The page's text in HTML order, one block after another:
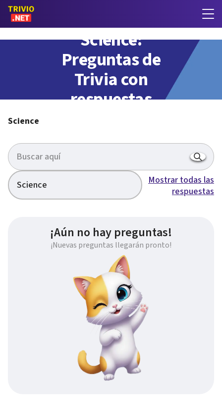
Science:
Preguntas de
Trivia con
respuestas
Science
Science
Mostrar todas las
respuestas
¡Aún no hay preguntas!
¡Nuevas preguntas llegarán pronto!